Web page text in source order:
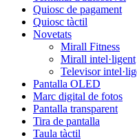
Quiosc de pagament
Quiosc tàctil
Novetats
Mirall Fitness
Mirall intel·ligent
Televisor
Pantalla OLED
Marc digital de fotos
Pantalla transparent
Tira de pantalla
Taula tàctil